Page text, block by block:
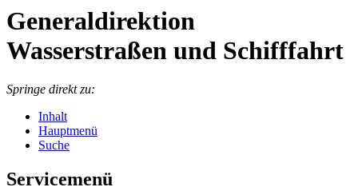
Generaldirektion
Wasserstraßen und Schifffahrt
Springe direkt zu:
Inhalt
Hauptmenü
Suche
Servicemenü